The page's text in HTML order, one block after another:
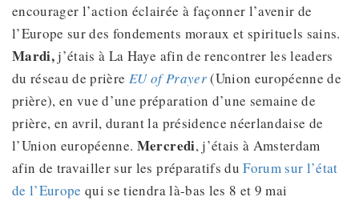
encourager l’action éclairée à façonner l’avenir de
l’Europe sur des fondements moraux et spirituels sains.
Mardi,j’étais à La Haye afin de rencontrer les leaders
du réseau de prière EU of Prayer(Union européenne de
prière), en vue d’une préparation d’une semaine de
prière, en avril, durant la présidence néerlandaise de
l’Union européenne. Mercredi, j’étais à Amsterdam
afin de travailler sur les préparatifs duForum sur l’état
de l’Europe qui se tiendra là-bas les 8 et 9 mai